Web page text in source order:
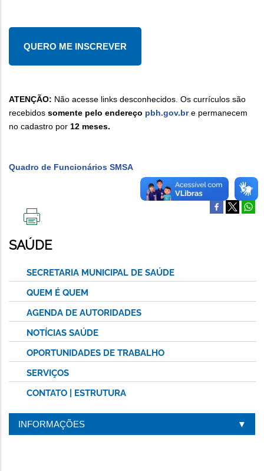
QUERO ME INSCREVER
ATENÇÃO: Não acesse links desconhecidos. Os currículos são
recebidos somente pelo endereço pbh.gov.bre permanecem
no cadastro por 12 meses.
Quadro de Funcionários SMSA
ESTA
PÁGINA
SAÚDE
SECRETARIA MUNICIPAL DE SAÚDE
QUEM É QUEM
AGENDA DE AUTORIDADES
NOTÍCIAS SAÚDE
OPORTUNIDADES DE TRABALHO
SERVIÇOS
CONTATO | ESTRUTURA
INFORMAÇÕES